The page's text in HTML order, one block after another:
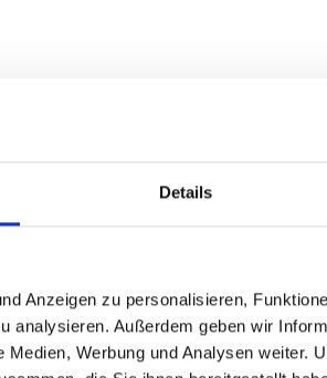
Details
Anzeigen zu personalisieren,
analysieren. Außerdem geben wir
Werbung und Analysen weiter.
VSF Fahrradmanufaktur